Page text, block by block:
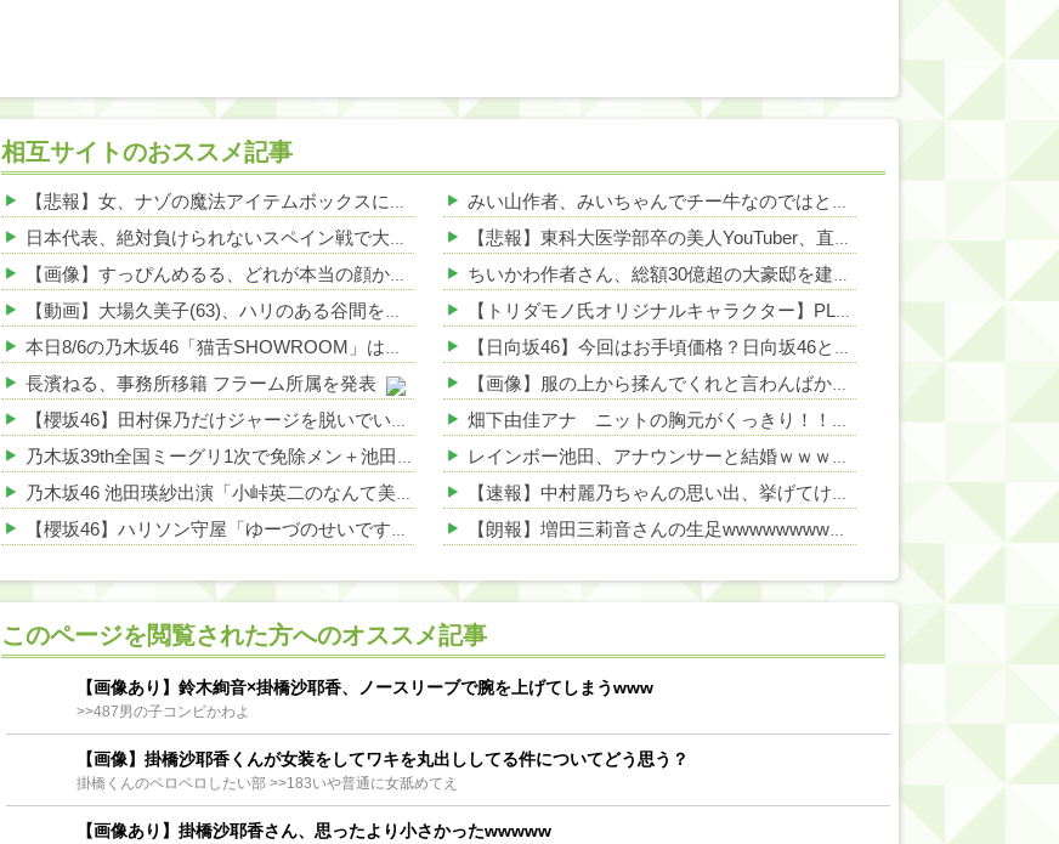
相互サイトのおススメ記事
【悲報】女、ナゾの魔法アイテムボックスに頼りすぎｗｗｗｗ 他 NEW!
日本代表、絶対負けられないスペイン戦で大ピンチ、その理由がこれｗｗｗｗ 他 NEW!
【画像】すっぴんめるる、どれが本当の顔かわからないwwwww 他 NEW!
【動画】大場久美子(63)、ハリのある谷間を公開してしまうｗｗｗ 他 NEW!
本日8/6の乃木坂46「猫舌SHOWROOM」は筒井あやめ＆鈴木佑捺
長濱ねる、事務所移籍 フラーム所属を発表
【櫻坂46】田村保乃だけジャージを脱いでいた理由
乃木坂39th全国ミーグリ1次で免除メン＋池田・一ノ瀬・井上・川﨑・菅原・中西が全完売
乃木坂46 池田瑛紗出演「小峠英二のなんて美だ！」テーマ：徳川家康【2025.8.5 24:00〜 TOKYO MX】
【櫻坂46】ハリソン守屋「ゆーづのせいです」【ラヴィット!】
【日向坂46】この月、何かあるのか！？『お願いバッハ！』ミーグリ日程がこちら
Powered by livedoor 相互RSS
みい山作者、みいちゃんでチー牛なのではという疑惑が生まれるｗｗｗｗｗｗｗ
【悲報】東科大医学部卒の美人YouTuber、直美で炎上・・・
ちいかわ作者さん、総額30億超の大豪邸を建てるｗｗｗｗｗｗｗｗｗｗｗｗｗｗｗｗｗｗｗ
【トリダモノ氏オリジナルキャラクター】PLAMATEA「MXちゃん」プラモデル【駿河屋 予約開始】
【日向坂46】今回はお手頃価格？日向坂46とBEAMSのコラボが決定！！
【画像】服の上から揉んでくれと言わんばかりに主張してくる女の子
畑下由佳アナ ニットの胸元がくっきり！！NEW!
レインボー池田、アナウンサーと結婚ｗｗｗｗｗ
【速報】中村麗乃ちゃんの思い出、挙げてけwwwwwwwwwww
【朗報】増田三莉音さんの生足wwwwwwwwwwww
乃木坂46『オリコン上半期SG1位獲得!!』←もうこれ今が全盛期だろwwwwww
Powered by livedoor 相互RSS
このページを閲覧された方へのオススメ記事
【画像あり】鈴木絢音×掛橋沙耶香、ノースリーブで腕を上げてしまうwww
>>487男の子コンビかわよ
【画像】掛橋沙耶香くんが女装をしてワキを丸出ししてる件についてどう思う？
掛橋くんのペロペロしたい部 >>183いや普通に女舐めてえ
【画像あり】掛橋沙耶香さん、思ったより小さかったwwwww